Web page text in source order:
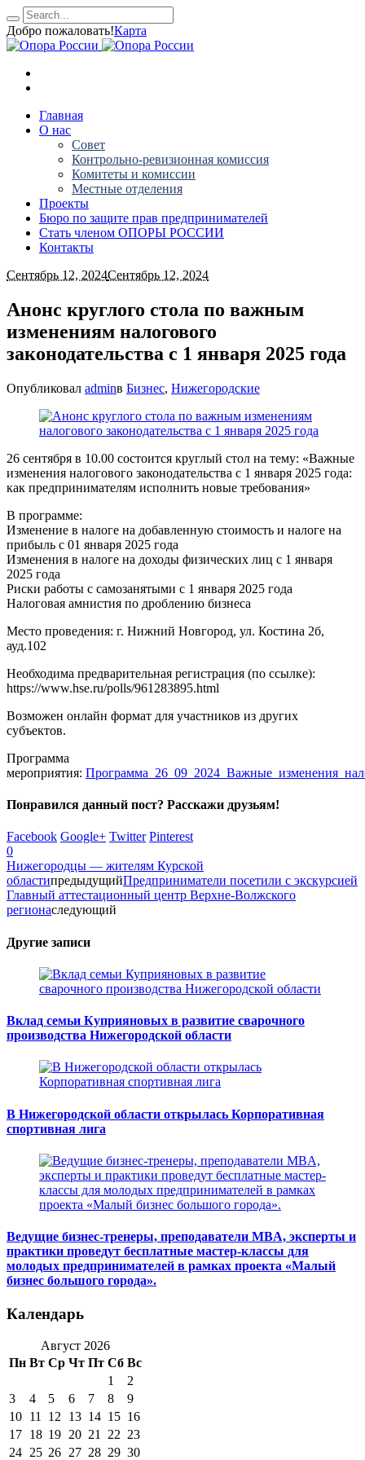
Добро пожаловать!Карта
Главная
О нас
Совет
Контрольно-ревизионная комиссия
Комитеты и комиссии
Местные отделения
Проекты
Бюро по защите прав предпринимателей
Стать членом ОПОРЫ РОССИИ
Контакты
Сентябрь 12, 2024Сентябрь 12, 2024
Анонс круглого стола по важным
изменениям налогового
законодательства с 1 января 2025 года
Опубликовал adminв Бизнес, Нижегородские
26 сентября в 10.00 состоится круглый стол на тему: «Важные
изменения налогового законодательства с 1 января 2025 года:
как предпринимателям исполнить новые требования»
В программе:
Изменение в налоге на добавленную стоимость и налоге на
прибыль с 01 января 2025 года
Изменения в налоге на доходы физических лиц с 1 января
2025 года
Риски работы с самозанятыми с 1 января 2025 года
Налоговая амнистия по дроблению бизнеса
Место проведения: г. Нижний Новгород, ул. Костина 2б,
ауд.102
Необходима предварительная регистрация (по ссылке):
https://www.hse.ru/polls/961283895.html
Возможен онлайн формат для участников из других
субъектов.
Программа
мероприятия:
Понравился данный пост? Расскажи друзьям!
Facebook Google+ Twitter Pinterest
0
Нижегородцы — жителям Курской
областипредыдущийПредприниматели посетили с экскурсией
Главный аттестационный центр Верхне-Волжского
регионаследующий
Другие записи
Вклад семьи Куприяновых в развитие сварочного
производства Нижегородской области
В Нижегородской области открылась Корпоративная
спортивная лига
Ведущие бизнес-тренеры, преподаватели MBA, эксперты и
практики проведут бесплатные мастер-классы для
молодых предпринимателей в рамках проекта «Малый
бизнес большого города».
Календарь
Август 2026
Пн Вт Ср Чт Пт Сб Вс
1
2
3
4 5 6 7 8
9
10 11 12 13 14 15 16
17 18 19 20 21 22 23
24 25 26 27 28 29 30